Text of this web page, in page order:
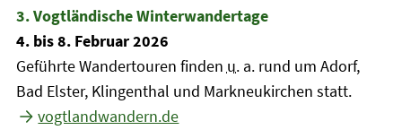
3. Vogtländische Winterwandertage
4. bis 8. Februar 2026
Geführte Wandertouren finden u.a. rund um Adorf,
Bad Elster, Klingenthal und Markneukirchen statt.
vogtlandwandern.de